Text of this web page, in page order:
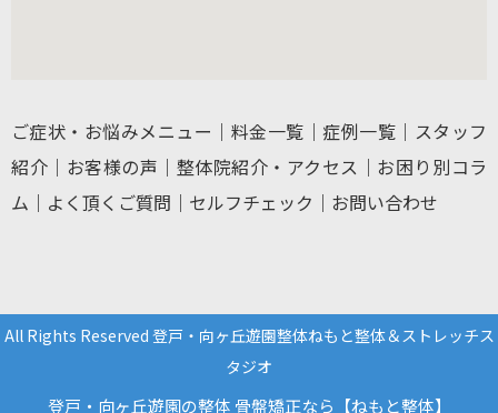
ご症状・お悩みメニュー ｜ 料金一覧 ｜症例一覧 ｜ スタッフ
紹介 ｜ お客様の声 ｜ 整体院紹介・アクセス ｜ お困り別コラ
ム ｜ よく頂くご質問 ｜ セルフチェック ｜ お問い合わせ
All Rights Reserved 登戸・向ヶ丘遊園整体ねもと整体＆ストレッチス
タジオ
登戸・向ヶ丘遊園の整体 骨盤矯正なら【ねもと整体】